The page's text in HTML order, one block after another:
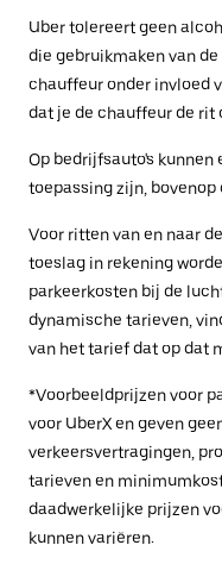
Uber tolereert geen
die gebruikmaken van
chauffeur onder invloed
dat je de chauffeur de
Op bedrijfsauto's
toepassing zijn, bovenop
Voor ritten van en naar
toeslag in rekening
parkeerkosten bij de
dynamische tarieven,
van het tarief dat op dat
*Voorbeeldprijzen voor
voor UberX en geven
verkeersvertragingen,
tarieven en
daadwerkelijke prijzen
kunnen variëren.